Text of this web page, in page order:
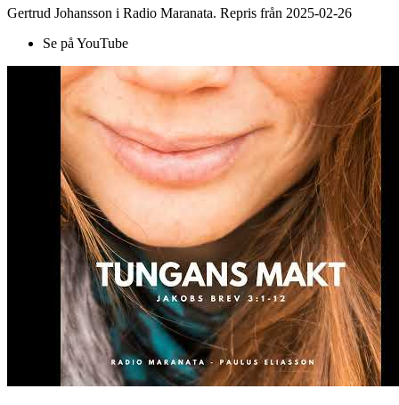
Gertrud Johansson i Radio Maranata. Repris från 2025-02-26
Se på YouTube